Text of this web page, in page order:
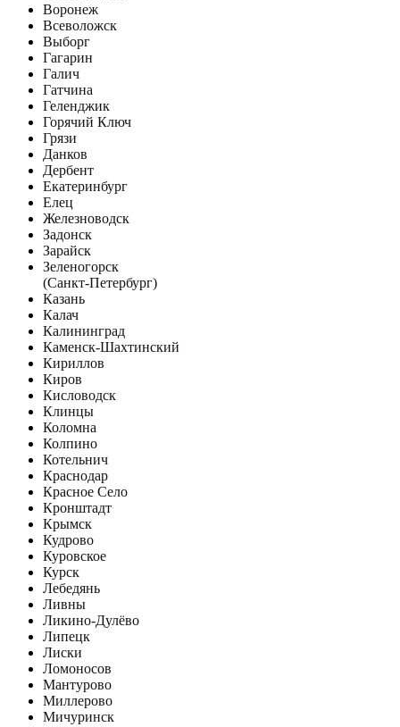
Воронеж
Всеволожск
Выборг
Гагарин
Галич
Гатчина
Геленджик
Горячий Ключ
Грязи
Данков
Дербент
Екатеринбург
Елец
Железноводск
Задонск
Зарайск
Зеленогорск
(Санкт-Петербург)
Казань
Калач
Калининград
Каменск-Шахтинский
Кириллов
Киров
Кисловодск
Клинцы
Коломна
Колпино
Котельнич
Краснодар
Красное Село
Кронштадт
Крымск
Кудрово
Куровское
Курск
Лебедянь
Ливны
Ликино-Дулёво
Липецк
Лиски
Ломоносов
Мантурово
Миллерово
Мичуринск